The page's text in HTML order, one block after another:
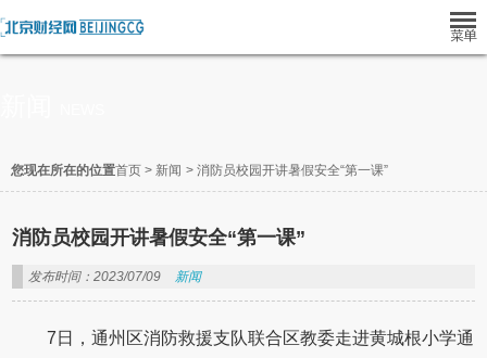
您现在所在的位置首页 > 新闻 > 消防员校园开讲暑假安全“第一课”
消防员校园开讲暑假安全“第一课”
发布时间：2023/07/09 新闻
7日，通州区消防救援支队联合区教委走进黄城根小学通